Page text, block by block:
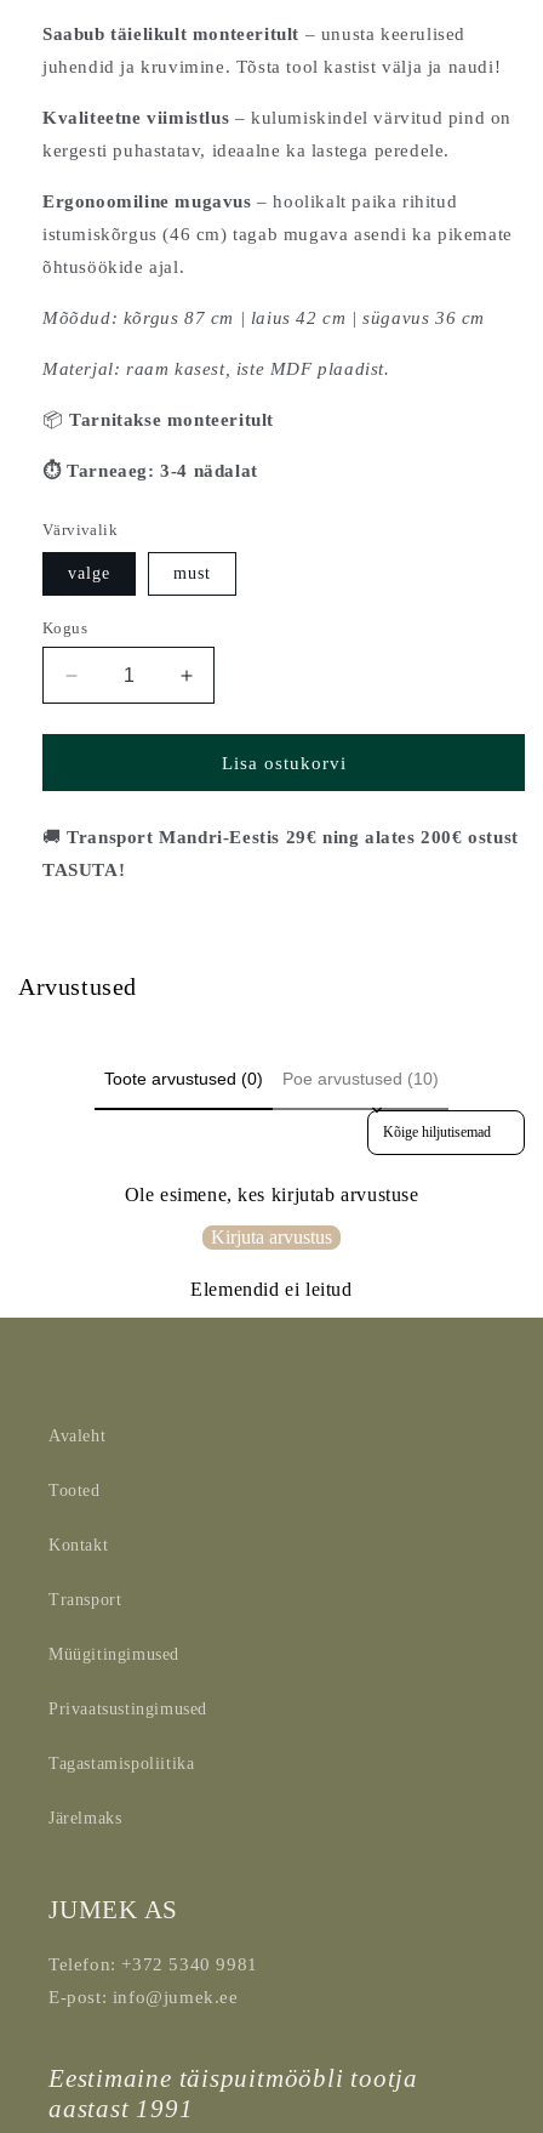
Saabub täielikult monteeritult – unusta keerulised
juhendid ja kruvimine. Tõsta tool kastist välja ja naudi!
Kvaliteetne viimistlus – kulumiskindel värvitud pind on
kergesti puhastatav, ideaalne ka lastega peredele.
Ergonoomiline mugavus – hoolikalt paika rihitud
istumiskõrgus (46 cm) tagab mugava asendi ka pikemate
õhtusöökide ajal.
Mõõdud: kõrgus 87 cm | laius 42 cm | sügavus 36 cm
Materjal: raam kasest, iste MDF plaadist.
📦Tarnitakse monteeritult
⏱️Tarneaeg: 3-4 nädalat
Värvivalik
valge must
Kogus
Vähenda
Söögitool
IINA
Suurenda
Söögitool
IINA
kogustLisa ostukorvi
🚚Transport Mandri-Eestis 29€ ning alates 200€ ostust
TASUTA!
Arvustused
Toote arvustused (0) Poe arvustused (10)
Sort reviews by
Ole esimene, kes kirjutab arvustuse
Kirjuta arvustus
Elemendid ei leitud
Avaleht
Tooted
Kontakt
Transport
Müügitingimused
Privaatsustingimused
Tagastamispoliitika
Järelmaks
JUMEK AS
Telefon: +372 5340 9981
E-post: info@jumek.ee
Eestimaine täispuitmööbli tootja
aastast 1991